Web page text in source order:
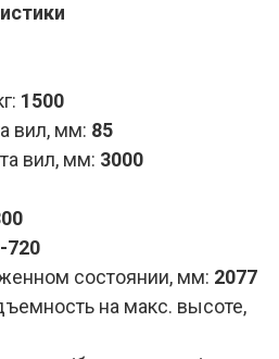
: 1500
вил, мм: 85
вил, мм: 3000
720
состоянии, мм: 2077
на макс. высоте,